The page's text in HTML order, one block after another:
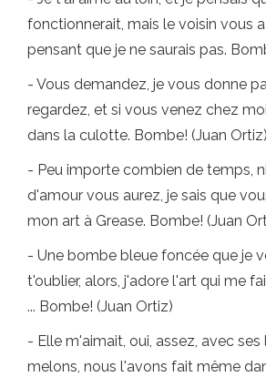
fonctionnerait, mais le voisin vous
pensant que je ne saurais pas.
- Vous demandez, je vous donne
regardez, et si vous venez chez
dans la culotte. Bombe! (Juan Ortiz)
- Peu importe combien de temps,
d'amour vous aurez, je sais que
mon art à Grease. Bombe! (Juan
- Une bombe bleue foncée que je
t'oublier, alors, j'adore l'art qui me
... Bombe! (Juan Ortiz)
- Elle m'aimait, oui, assez, avec ses
melons, nous l'avons fait même